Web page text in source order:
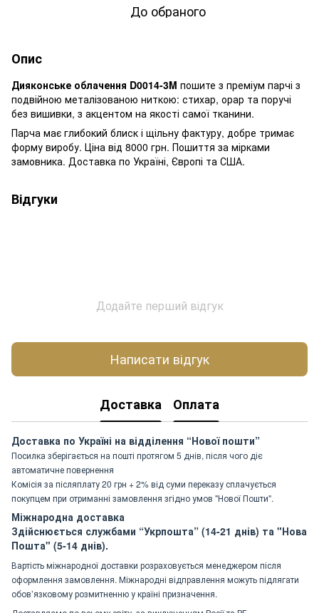
До обраного
Опис
Дияконське облачення D0014-3M пошите з преміум парчі з
подвійною металізованою ниткою: стихар, орар та поручі
без вишивки, з акцентом на якості самої тканини.
Парча має глибокий блиск і щільну фактуру, добре тримає
форму виробу. Ціна від 8000 грн. Пошиття за мірками
замовника. Доставка по Україні, Європі та США.
Відгуки
Додайте перший відгук
Написати відгук
Доставка Оплата
Доставка по Україні на відділення “Нової пошти”
Посилка зберігається на пошті протягом 5 днів, після чого діє
автоматичне повернення
Комісія за післяплату 20 грн + 2% від суми переказу сплачується
покупцем при отриманні замовлення згідно умов "Нової Пошти".
Міжнародна доставка
Здійснюється службами “Укрпошта” (14-21 днів) та "Нова
Пошта" (5-14 днів).
Вартість міжнародної доставки розраховується менеджером після
оформлення замовлення. Міжнародні відправлення можуть підлягати
обов’язковому розмитненню у країні призначення.